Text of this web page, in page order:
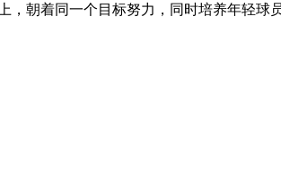
朝着同一个目标努力，同时培养年轻球